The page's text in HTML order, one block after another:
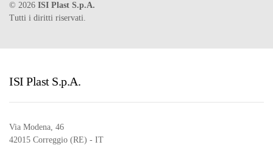
© 2026 ISI Plast S.p.A.
Tutti i diritti riservati.
ISI Plast S.p.A.
Via Modena, 46
42015 Correggio (RE) - IT